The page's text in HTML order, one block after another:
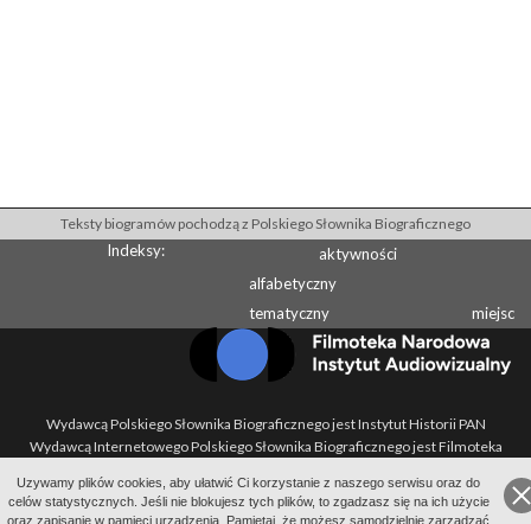
Uzywamy plików cookies, aby ułatwić Ci korzystanie z naszego serwisu oraz do
celów statystycznych. Jeśli nie blokujesz tych plików, to zgadzasz się na ich użycie
oraz zapisanie w pamięci urządzenia. Pamiętaj, że możesz samodzielnie zarządzać
Teksty biogramów pochodzą z Polskiego Słownika Biograficznego
Indeksy:
aktywności
alfabetyczny
tematyczny
miejsc
Wydawcą Polskiego Słownika Biograficznego jest Instytut Historii PAN
Wydawcą Internetowego Polskiego Słownika Biograficznego jest Filmoteka
All Rights Reserved 2014-2026Filmoteka Narodowa - Instytut Audiowizualny
Polityka prywatności